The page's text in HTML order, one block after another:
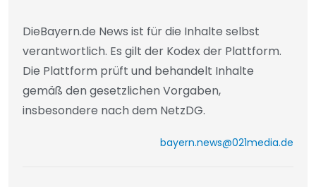
DieBayern.de News ist für die Inhalte selbst
verantwortlich. Es gilt der Kodex der Plattform.
Die Plattform prüft und behandelt Inhalte
gemäß den gesetzlichen Vorgaben,
insbesondere nach dem NetzDG.
bayern.news@021media.de